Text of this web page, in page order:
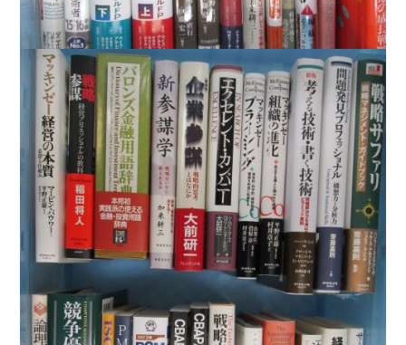
資格検定・辞書辞典
公務員・教員採用試験
医療・看護資格
就職対策
英語学習
工学・技術・環境
語学検定・通訳
語学辞典・辞典
法律・ビジネス・事務資格関連
運輸・船舶・通信
食品・衛生・福祉
CD・DVD・Blu-ray
CD・DVD
洋書
洋書